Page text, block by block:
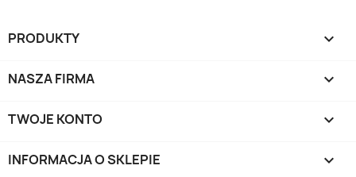
PRODUKTY 
NASZA FIRMA 
TWOJE KONTO 
INFORMACJA O SKLEPIE keyboard_arrow_down